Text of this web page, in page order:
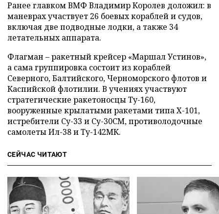
Ранее главком ВМФ Владимир Королев доложил: в
маневрах участвует 26 боевых кораблей и судов,
включая две подводные лодки, а также 34
летательных аппарата.
Флагман – ракетный крейсер «Маршал Устинов»,
а сама группировка состоит из кораблей
Северного, Балтийского, Черноморского флотов и
Каспийской флотилии. В учениях участвуют
стратегические ракетоносцы Ту-160,
вооруженные крылатыми ракетами типа X-101,
истребители Су-33 и Су-30СМ, противолодочные
самолеты Ил-38 и Ту-142МК.
СЕЙЧАС ЧИТАЮТ